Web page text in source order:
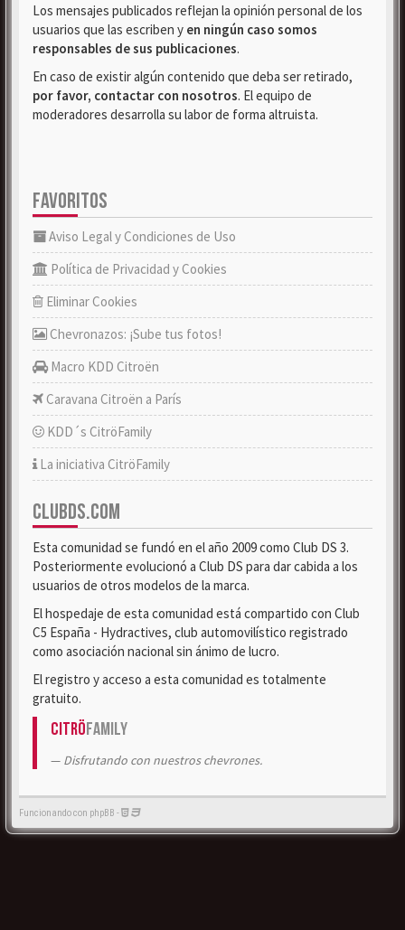
Los mensajes publicados reflejan la opinión personal de los
usuarios que las escriben y en ningún caso somos
responsables de sus publicaciones.
En caso de existir algún contenido que deba ser retirado,
por favor, contactar con nosotros. El equipo de
moderadores desarrolla su labor de forma altruista.
FAVORITOS
Aviso Legal y Condiciones de Uso
Política de Privacidad y Cookies
Eliminar Cookies
Chevronazos: ¡Sube tus fotos!
Macro KDD Citroën
Caravana Citroën a París
KDD´s CitröFamily
La iniciativa CitröFamily
CLUBDS.COM
Esta comunidad se fundó en el año 2009 como Club DS 3.
Posteriormente evolucionó a Club DS para dar cabida a los
usuarios de otros modelos de la marca.
El hospedaje de esta comunidad está compartido con Club
C5 España - Hydractives, club automovilístico registrado
como asociación nacional sin ánimo de lucro.
El registro y acceso a esta comunidad es totalmente
gratuito.
CitröFamily
Disfrutando con nuestros chevrones.
Funcionando con phpBB -